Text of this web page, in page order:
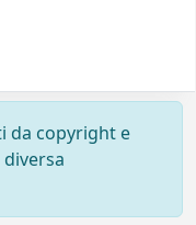
da copyright e